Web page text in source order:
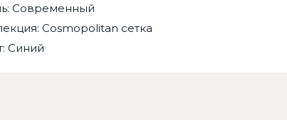
Современный
Cosmopolitan сетка
Синий